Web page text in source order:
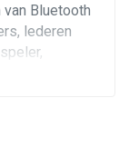
Bluetooth
lederen